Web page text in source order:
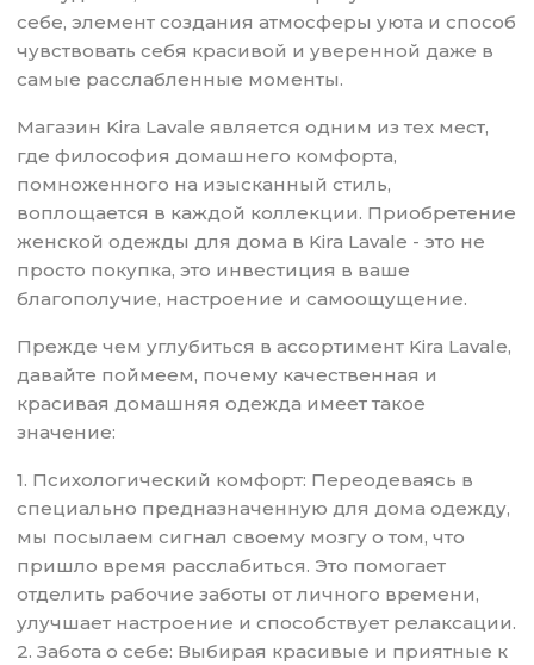
себе, элемент создания атмосферы уюта и способ
чувствовать себя красивой и уверенной даже в
самые расслабленные моменты.
Магазин Kira Lavale является одним из тех мест,
где философия домашнего комфорта,
помноженного на изысканный стиль,
воплощается в каждой коллекции. Приобретение
женской одежды для дома в Kira Lavale - это не
просто покупка, это инвестиция в ваше
благополучие, настроение и самоощущение.
Прежде чем углубиться в ассортимент Kira Lavale,
давайте поймеем, почему качественная и
красивая домашняя одежда имеет такое
значение:
1. Психологический комфорт: Переодеваясь в
специально предназначенную для дома одежду,
мы посылаем сигнал своему мозгу о том, что
пришло время расслабиться. Это помогает
отделить рабочие заботы от личного времени,
улучшает настроение и способствует релаксации.
2. Забота о себе: Выбирая красивые и приятные к